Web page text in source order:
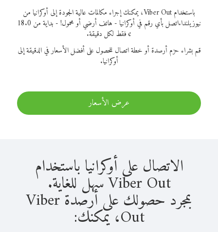
باستخدام Viber Out، يمكنك إجراء مكالمات عالية الجودة إلى أوكرانيا من
نيوزيلندا.
اتصل بأي رقم في أوكرانيا - هاتف أرضي أو محمول! - بداية من 18.0
¢ فقط لكل دقيقة.
قم بشراء حزم أرصدة أو خطة اتصال للحصول على أفضل الأسعار في الدقيقة إلى
أوكرانيا.
عرض الأسعار
الاتصال على أوكرانيا باستخدام
Viber Out سهل للغاية.
بمجرد حصولك على أرصدة Viber
Out، يمكنك: